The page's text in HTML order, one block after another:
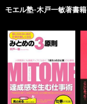
モエル塾-木戸一敏著書籍